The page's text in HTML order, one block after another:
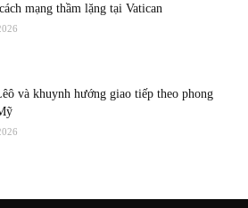
mạng thầm lặng tại Vatican
và khuynh hướng giao tiếp theo phong